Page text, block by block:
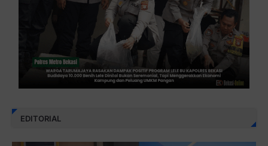
EDITORIAL